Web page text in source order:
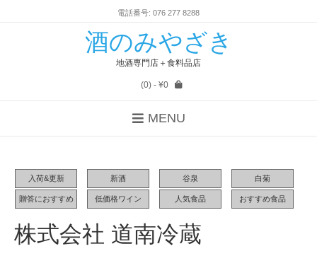
電話番号: 076 277 8288
酒のみやざき
地酒専門店＋食料品店
(0)- ¥0
MENU
入荷&更新 新酒 谷泉 白菊
贈答におすすめ 低価格ワイン 人気食品 おすすめ食品
株式会社 道南冷蔵